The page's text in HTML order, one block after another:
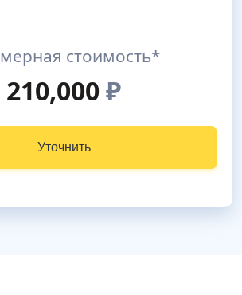
стоимость*
210,000₽
Уточнить